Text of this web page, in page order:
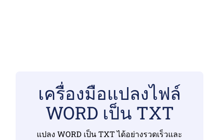
เครื่องมือแปลงไฟล์
WORD เป็น TXT
แปลง WORD เป็น TXT ได้อย่างรวดเร็วและ